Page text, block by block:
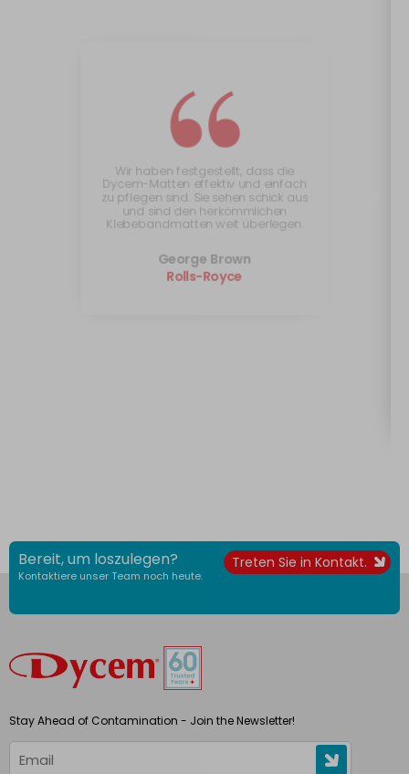
“
Wir haben festgestellt, dass die
Dycem-Matten effektiv und einfach
zu pflegen sind. Sie sehen schick aus
und sind den herkömmlichen
Klebebandmatten weit überlegen.
George Brown
Rolls-Royce
Bereit, um loszulegen?
Kontaktiere unser Team noch heute.
Treten Sie in Kontakt.
Stay Ahead of Contamination - Join the Newsletter!